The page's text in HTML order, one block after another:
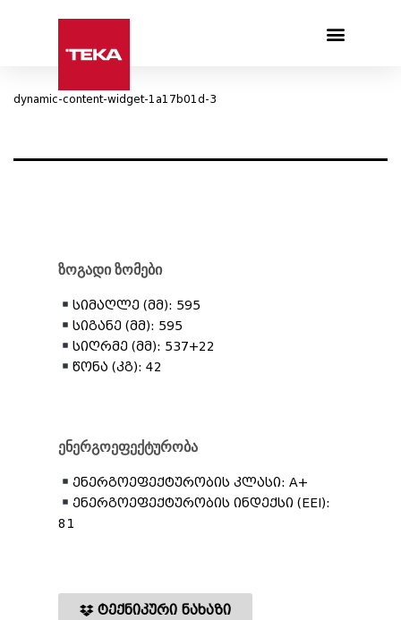
dynamic-content-widget-1a17b01d-3
ზოგადი ზომები
სიმაღლე (მმ): 595
სიგანე (მმ): 595
სიღრმე (მმ): 537+22
წონა (კგ): 42
ენერგოეფექტურობა
ენერგოეფექტურობის კლასი: A+
ენერგოეფექტურობის ინდექსი (EEI):
81
ტექნიკური ნახაზი